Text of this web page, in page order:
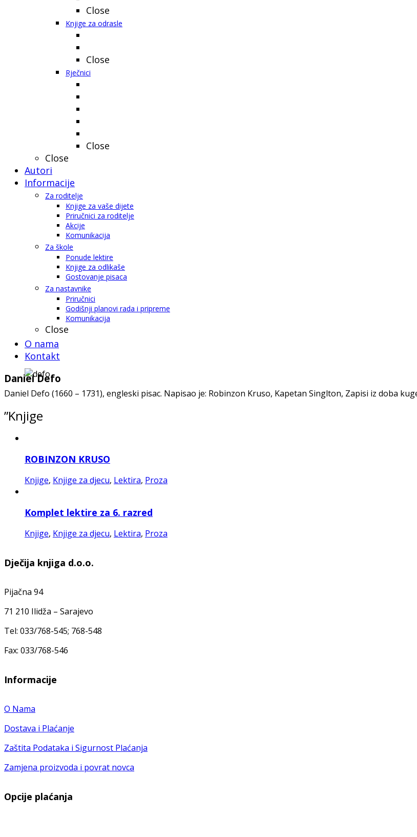
Close
Knjige za odrasle
Close
Rječnici
Close
Close
Autori
Informacije
Za roditelje
Knjige za vaše dijete
Priručnici za roditelje
Akcije
Komunikacija
Za škole
Ponude lektire
Knjige za odlikaše
Gostovanje pisaca
Za nastavnike
Priručnici
Godišnji planovi rada i pripreme
Komunikacija
Close
O nama
Kontakt
Daniel Defo
Daniel Defo (1660 – 1731), engleski pisac. Napisao je: Robinzon Kruso, Kapetan Singlton, Zapisi iz doba
”Knjige
ROBINZON KRUSO
Knjige, Knjige za djecu, Lektira, Proza
Komplet lektire za 6. razred
Knjige, Knjige za djecu, Lektira, Proza
Dječija knjiga d.o.o.
Pijačna 94
71 210 Ilidža – Sarajevo
Tel: 033/768-545; 768-548
Fax: 033/768-546
Informacije
O Nama
Dostava i Plaćanje
Zaštita Podataka i Sigurnost Plaćanja
Zamjena proizvoda i povrat novca
Opcije plaćanja